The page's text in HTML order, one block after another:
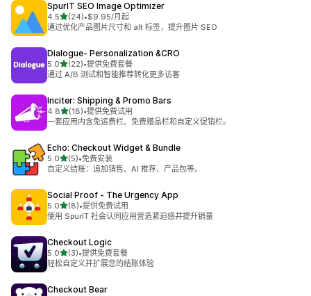
SpurIT SEO Image Optimizer
4.5星（满分 5 星）
(24)
总共 24 条评论
•$9.95/月起
通过优化产品图片尺寸和 alt 标签，提升图片 SEO
Dialogue‑ Personalization &CRO
5.0星（满分 5 星）
(22)
总共 22 条评论
•提供免费套餐
通过 A/B 测试和智能推荐转化更多访客
Inciter: Shipping & Promo Bars
4.8星（满分 5 星）
(18)
总共 18 条评论
•提供免费试用
一套应用内含免运费栏、免费赠品栏和自定义促销栏。
Echo: Checkout Widget & Bundle
5.0星（满分 5 星）
(5)
总共 5 条评论
•免费安装
自定义结账：追加销售、AI 推荐、产品包等。
Social Proof ‑ The Urgency App
5.0星（满分 5 星）
(8)
总共 8 条评论
•提供免费试用
使用 SpurIT 社会认同应用营造紧迫感并提升销量
Checkout Logic
5.0星（满分 5 星）
(3)
总共 3 条评论
•提供免费套餐
轻松自定义并扩展您的结账体验
Checkout Bear